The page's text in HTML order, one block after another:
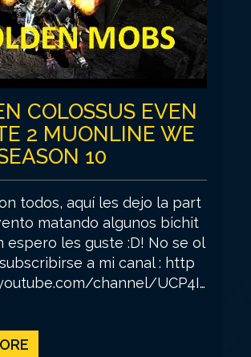
COLOSSUS EVEN
2 MUONLINE WE
10
todos, aquí les dejo la part
matando algunos bichit
espero les guste :D! No se ol
a mi canal : http
channel/UCP4I…